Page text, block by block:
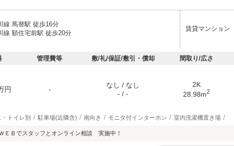
線 馬替駅 徒歩16分
線 額住宅前駅 徒歩20分
賃貸マンション
管理費等 敷/礼/保証/敷引・償却 間取り/広さ
円 -
なし / なし
- / -
2K
28.98m2
トイレ別 駐車場(近隣含) 南向き モニタ付インターホン 室内洗濯機置き場
ＥＢでスタッフとオンライン相談 実施中！